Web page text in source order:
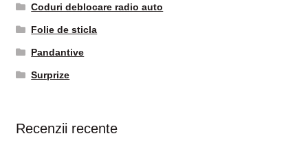
Coduri deblocare radio auto
Folie de sticla
Pandantive
Surprize
Recenzii recente